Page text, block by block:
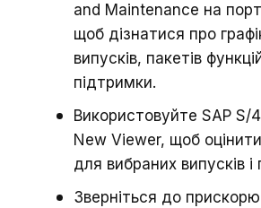
and Maintenance на
щоб дізнатися про
випусків, пакетів
підтримки.
Використовуйте SAP S/
New Viewer, щоб оцінити
для вибраних випусків і
Зверніться до